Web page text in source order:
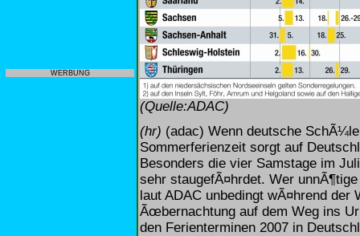
WERBUNG
(Quelle:ADAC)
(hr) (adac) Wenn deutsche
Sommerferienzeit sorgt auf
Besonders die vier Samstage im
sehr staugefÃ¤hrdet. Wer
laut ADAC unbedingt wÃ¤hrend der
Ãœbernachtung auf dem Weg ins
den Ferienterminen 2007 in